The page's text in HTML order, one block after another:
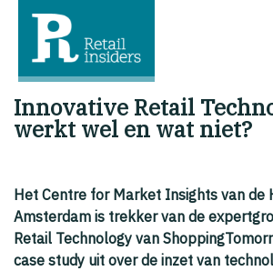
Innovative Retail
werkt wel en wat niet?
Het Centre for Market Insights van de
Amsterdam is trekker van de
Retail Technology van
case study uit over de inzet van